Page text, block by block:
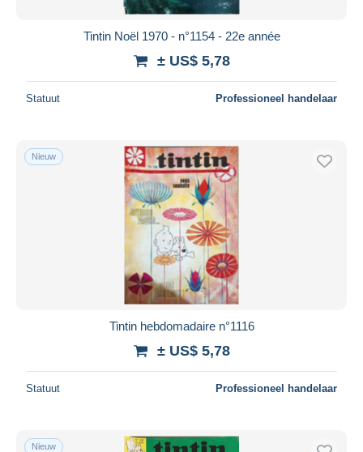
Tintin Noël 1970 - n°1154 - 22e année
± US$ 5,78
Statuut Professioneel handelaar
Nieuw
Tintin hebdomadaire n°1116
± US$ 5,78
Statuut Professioneel handelaar
Nieuw